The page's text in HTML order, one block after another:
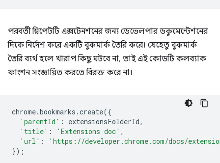
পরবর্তী স্নিপেটটি এক্সটেনশনের জন্য ডেভেলপার ডকুমেন্টেশনের
দিকে নির্দেশ করে একটি বুকমার্ক তৈরি করে। যেহেতু বুকমার্ক
তৈরি ব্যর্থ হলে খারাপ কিছু ঘটবে না, তাই এই কোডটি কলব্যাক
ফাংশন সংজ্ঞায়িত করতে বিরক্ত করে না।
chrome.bookmarks .create({
'parentId' : extensionsFolderId,
'title' : 'Extensions doc' ,
'url' :
'https://developer.chrome.com/docs/
});